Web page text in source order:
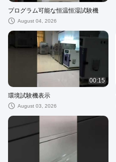
プログラム可能な恒温恒湿試験機
August 04, 2026
00:15
環境試験機表示
August 03, 2026